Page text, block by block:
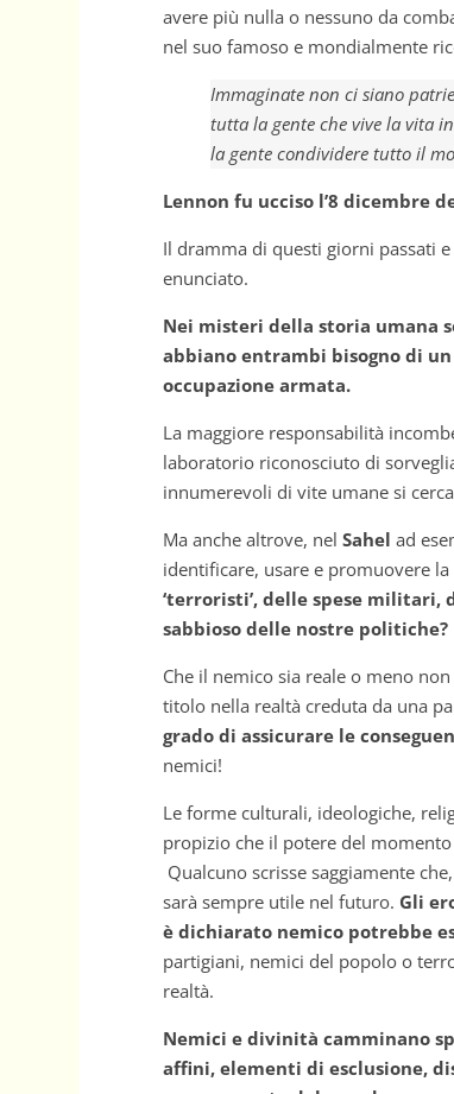
avere più nulla o nessuno da
nel suo famoso e mondialmente
Immaginate non ci siano
tutta la gente che vive la vita
la gente condividere tutto il
Lennon fu ucciso l’8 dicembre
Il dramma di questi giorni passati
enunciato.
Nei misteri della storia umana
abbiano entrambi bisogno di
occupazione armata.
La maggiore responsabilità
laboratorio riconosciuto di
innumerevoli di vite umane si
Ma anche altrove, nel Sahel ad
identificare, usare e promuovere la
‘terroristi’, delle spese
sabbioso delle nostre politiche?
Che il nemico sia reale o meno
titolo nella realtà creduta da una
grado di assicurare le
nemici!
Le forme culturali, ideologiche,
propizio che il potere del
Qualcuno scrisse saggiamente
sarà sempre utile nel futuro. Gli
è dichiarato nemico potrebbe
partigiani, nemici del popolo o
realtà.
Nemici e divinità camminano
affini, elementi di esclusione,